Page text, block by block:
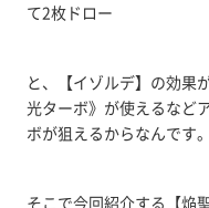
て2枚ドロー
と、【イゾルデ】の効果
光ターボ》が使えるなど
ボが狙えるからなんです。
そこで今回紹介する【